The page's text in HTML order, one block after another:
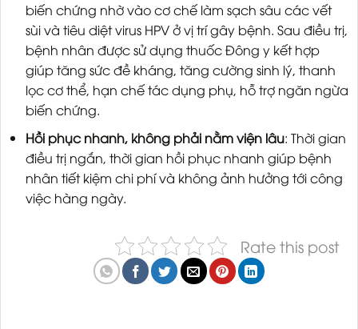
biến chứng nhờ vào cơ chế làm sạch sâu các vết
sùi và tiêu diệt virus HPV ở vị trí gây bệnh. Sau điều trị,
bệnh nhân được sử dụng thuốc Đông y kết hợp
giúp tăng sức đề kháng, tăng cường sinh lý, thanh
lọc cơ thể, hạn chế tác dụng phụ, hỗ trợ ngăn ngừa
biến chứng.
Hồi phục nhanh, không phải nằm viện lâu: Thời gian
điều trị ngắn, thời gian hồi phục nhanh giúp bệnh
nhân tiết kiệm chi phí và không ảnh hưởng tới công
việc hàng ngày.
Rate this post